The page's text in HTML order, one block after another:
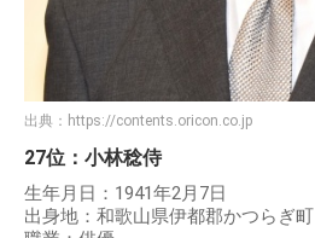
出典： https://contents.oricon.co.jp
27位：小林稔侍
生年月日：1941年2月7日
出身地：和歌山県伊都郡かつらぎ町